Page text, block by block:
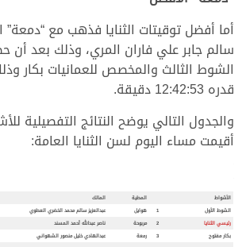
أما أفضل توقيتات الثنايا فذهب مع “دمعة”
سالم جابر علي فاران المري، وذلك بعد
الشوط الثالث والمخصص للعمانيات بكار
قدره 12:42:53 دقيقة.
أقيمت مساء اليوم لسن الثنايا العامة:
الأشواط المطية المالك
الشوط الأول
1 هوايل عبدالعزيز سالم محمد الخضري العطوي
رئيسي الثنايا
2 مربوحة ناصر عبدالله أحمد المسند
بكار مفتوح
3 رمعة عبدالهادي خليل منصور الشهواني